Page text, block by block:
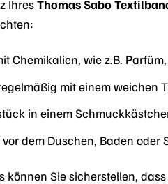
IhresThomas Sabo
Chemikalien, wie z.B.
mit einem weichen
in einem
dem Duschen, Baden
Sie sicherstellen,